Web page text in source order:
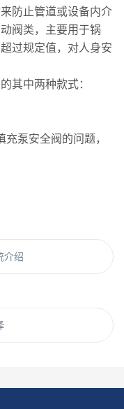
防止管道或设备内介
阀类，主要用于锅
过规定值，对人身安
其中两种款式：
泵安全阀的问题，
介绍